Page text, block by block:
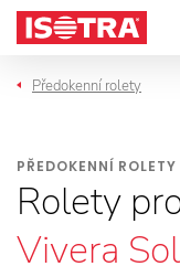
Přeskočit na obsah
Předokenní rolety
PŘEDOKENNÍ ROLETY
Rolety
Vivera